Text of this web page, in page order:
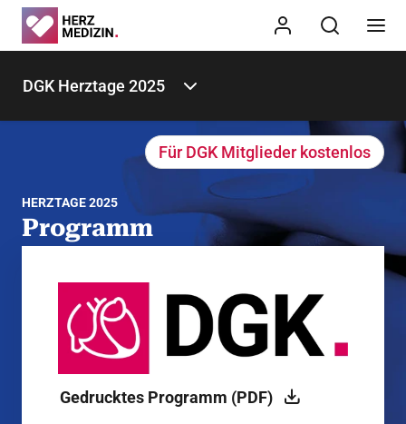
DGK Herztage 2025
Für DGK Mitglieder kostenlos
HERZTAGE 2025
Programm
Gedrucktes Programm (PDF)